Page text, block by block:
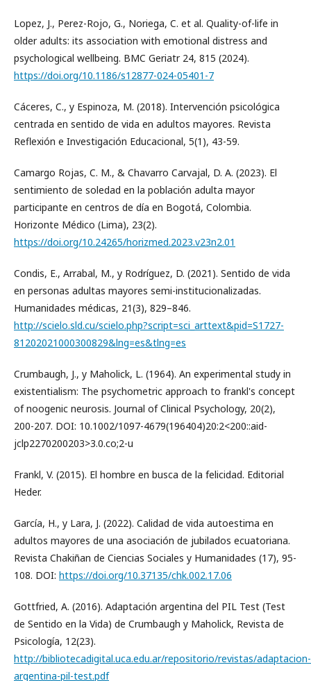
Lopez, J., Perez-Rojo, G., Noriega, C. et al. Quality-of-life in
older adults: its association with emotional distress and
psychological wellbeing. BMC Geriatr 24, 815 (2024).
https://doi.org/10.1186/s12877-024-05401-7
Cáceres, C., y Espinoza, M. (2018). Intervención psicológica
centrada en sentido de vida en adultos mayores. Revista
Reflexión e Investigación Educacional, 5(1), 43-59.
Camargo Rojas, C. M., & Chavarro Carvajal, D. A. (2023). El
sentimiento de soledad en la población adulta mayor
participante en centros de día en Bogotá, Colombia.
Horizonte Médico (Lima), 23(2).
https://doi.org/10.24265/horizmed.2023.v23n2.01
Condis, E., Arrabal, M., y Rodríguez, D. (2021). Sentido de vida
en personas adultas mayores semi-institucionalizadas.
Humanidades médicas, 21(3), 829–846.
http://scielo.sld.cu/scielo.php?script=sci_arttext&pid=S1727-
81202021000300829&lng=es&tlng=es
Crumbaugh, J., y Maholick, L. (1964). An experimental study in
existentialism: The psychometric approach to frankl's concept
of noogenic neurosis. Journal of Clinical Psychology, 20(2),
200-207. DOI: 10.1002/1097-4679(196404)20:2<200::aid-
jclp2270200203>3.0.co;2-u
Frankl, V. (2015). El hombre en busca de la felicidad. Editorial
Heder.
García, H., y Lara, J. (2022). Calidad de vida autoestima en
adultos mayores de una asociación de jubilados ecuatoriana.
Revista Chakiñan de Ciencias Sociales y Humanidades (17), 95-
108. DOI: https://doi.org/10.37135/chk.002.17.06
Gottfried, A. (2016). Adaptación argentina del PIL Test (Test
de Sentido en la Vida) de Crumbaugh y Maholick, Revista de
Psicología, 12(23).
http://bibliotecadigital.uca.edu.ar/repositorio/revistas/adaptacion-
argentina-pil-test.pdf